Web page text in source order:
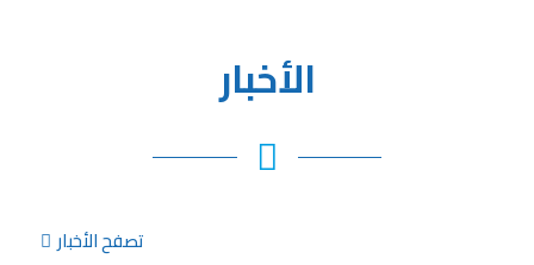
الأخبار
تصفح الأخبار